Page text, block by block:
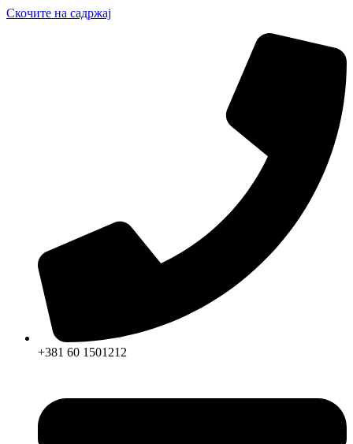
Скочите на садржај
+381 60 1501212